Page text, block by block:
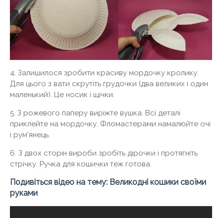
4. Залишилося зробити красиву мордочку кролику.
Для цього з вати скрутіть грудочки (два великих і один
маленький). Це носик і щічки.
5. З рожевого паперу виріжте вушка. Всі деталі
приклейте на мордочку. Фломастерами намалюйте очі
і рум'янець.
6. З двох сторін вироби зробіть дірочки і протягніть
стрічку. Ручка для кошички теж готова.
Подивіться відео на тему: Великодні кошики своїми
руками